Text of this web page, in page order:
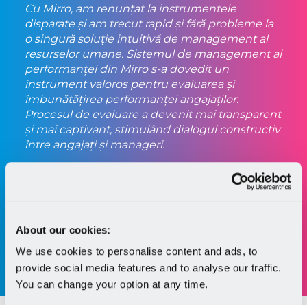
About our cookies:
We use cookies to personalise content and ads, to
provide social media features and to analyse our traffic.
You can change your option at any time.
Cu Mirro, am renunțat la instrumentele
disparate și am trecut rapid și fără probleme la
o singură soluție intuitivă de management al
resurselor umane. Sistemul de management al
performanței din Mirro s-a dovedit un
instrument valoros pentru evaluarea și
îmbunătățirea performanței angajaților.
Procesul de evaluare a devenit mai transparent
și mai captivant, stimulând dialogul constructiv
între angajați și manageri.
Andreea Niculcea
Chief Operating Officer la pastel